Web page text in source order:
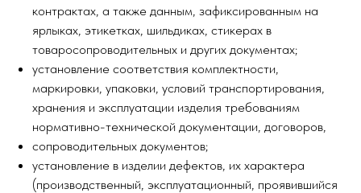
контрактах, а также данным, зафиксированным на
ярлыках, этикетках, шильдиках, стикерах в
товаросопроводительных и других документах;
установление соответствия комплектности,
маркировки, упаковки, условий транспортирования,
хранения и эксплуатации изделия требованиям
нормативно-технической документации, договоров,
сопроводительных документов;
установление в изделии дефектов, их характера
(производственный, эксплуатационный, проявившийся